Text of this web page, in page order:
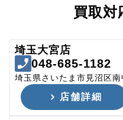
買取対
埼玉大宮店
048-685-1182
埼玉県さいたま市見沼区
店舗詳細